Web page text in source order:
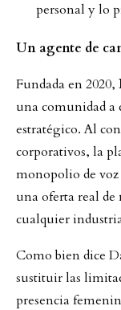
personal y lo
Un agente de
Fundada en 2020,
una comunidad a
estratégico. Al
corporativos, la
monopolio de
una oferta real de
cualquier
Como bien dice
sustituir las
presencia